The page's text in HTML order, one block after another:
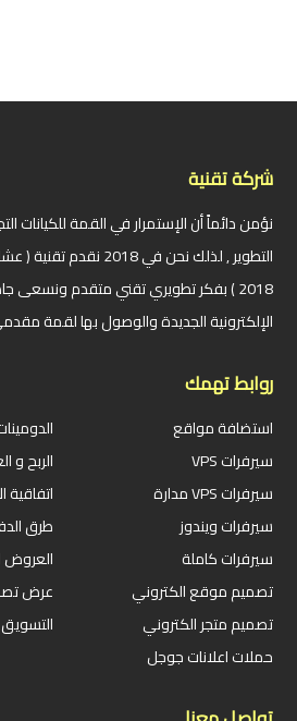
شركة تقنية
نؤمن دائماً أن الإستمرار في القمة للكيانات
2018 ) بفكر تطويري تقني متقدم ونسعى
الإلكترونية الجديدة والوصول بها لقمة
روابط تهمك
استضافة مواقع
سيرفرات VPS
سيرفرات VPS مدارة
سيرفرات ويندوز
سيرفرات كاملة
تصميم موقع الكتروني
تصميم متجر الكتروني
حملات اعلانات جوجل
الربح و
اتفاقية
طرق
العروض
عرض